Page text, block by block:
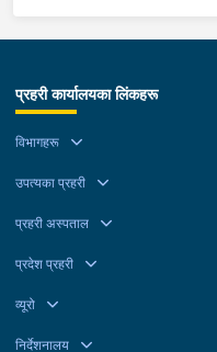
प्रहरी कार्यालयका लिंकहरू
विभागहरू
उपत्यका प्रहरी
प्रहरी अस्पताल
प्रदेश प्रहरी
व्यूरो
निर्देशनालय